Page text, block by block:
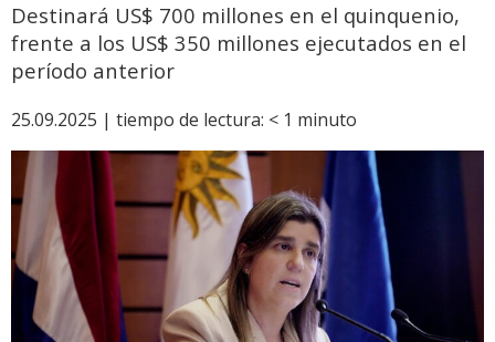
Destinará US$ 700 millones en el quinquenio,
frente a los US$ 350 millones ejecutados en el
período anterior
25.09.2025 | tiempo de lectura: < 1 minuto